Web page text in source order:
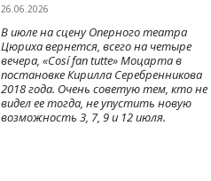
26.06.2026
В июле на сцену Оперного театра
Цюриха вернется, всего на четыре
вечера, «Cosí fan tutte» Моцарта в
постановке Кирилла Серебренникова
2018 года. Очень советую тем, кто не
видел ее тогда, не упустить новую
возможность 3, 7, 9 и 12 июля.